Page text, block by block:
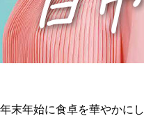
年末年始に食卓を華やかに